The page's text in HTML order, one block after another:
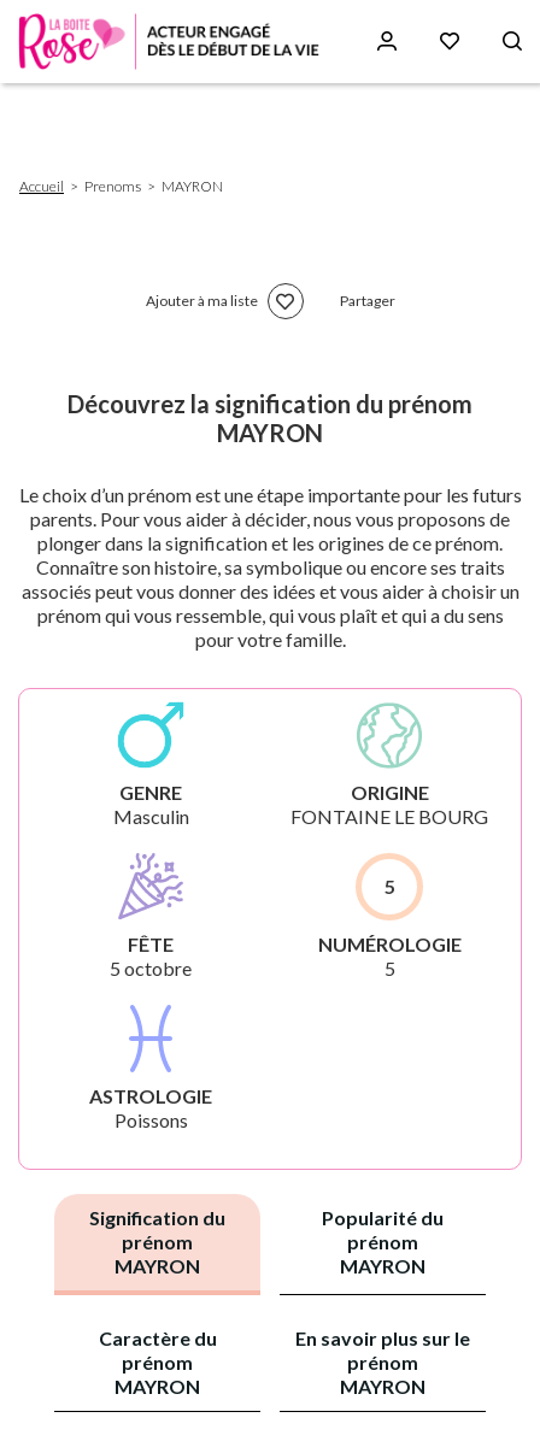
d'Ariane
Accueil Prenoms MAYRON
Ajouter à ma liste Partager
Découvrez la signification du prénom
MAYRON
Le choix d’un prénom est une étape importante pour les futurs
parents. Pour vous aider à décider, nous vous proposons de
plonger dans la signification et les origines de ce prénom.
Connaître son histoire, sa symbolique ou encore ses traits
associés peut vous donner des idées et vous aider à choisir un
prénom qui vous ressemble, qui vous plaît et qui a du sens
pour votre famille.
GENRE
Masculin
ORIGINE
FONTAINE LE BOURG
FÊTE
5 octobre
5
NUMÉROLOGIE
5
ASTROLOGIE
Poissons
Signification du
prénom
MAYRON
Popularité du
prénom
MAYRON
Caractère du
prénom
MAYRON
En savoir plus sur le
prénom
MAYRON